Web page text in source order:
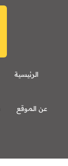
الرئيسية
عن الموقع